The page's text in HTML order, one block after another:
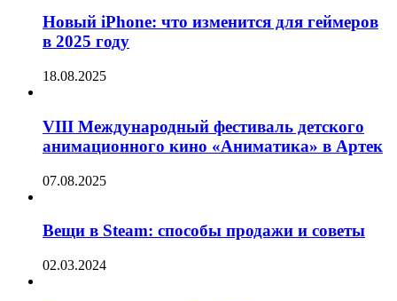
Новый iPhone: что изменится для геймеров
в 2025 году
18.08.2025
VIII Международный фестиваль детского
анимационного кино «Аниматика» в Артек
07.08.2025
Вещи в Steam: способы продажи и советы
02.03.2024